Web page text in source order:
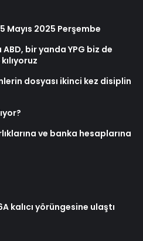
Mayıs 2025 Perşembe
bir yanda YPG biz de
dosyası ikinci kez disiplin
ve banka hesaplarına
kalıcı yörüngesine ulaştı